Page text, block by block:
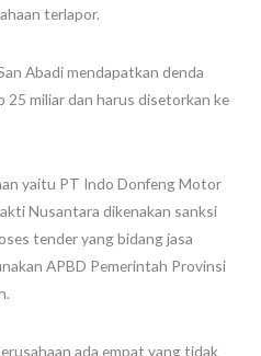
terlapor.
Abadi mendapatkan denda
25 miliar dan harus disetorkan ke
yaitu PT Indo Donfeng Motor
Nusantara dikenakan sanksi
tender yang bidang jasa
APBD Pemerintah Provinsi
ada empat yang tidak